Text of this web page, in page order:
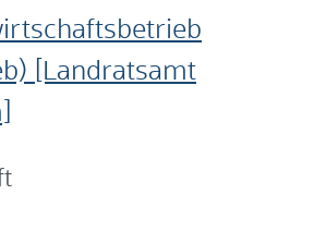
[Landratsamt